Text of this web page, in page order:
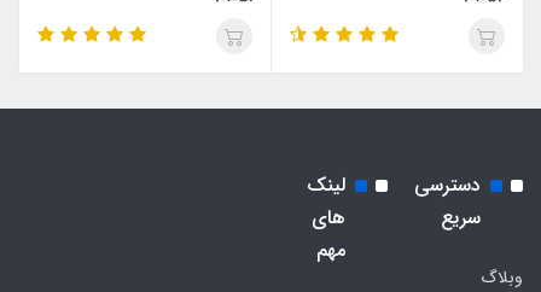
دسترسی
سریع
وبلاگ
لینک
های
مهم